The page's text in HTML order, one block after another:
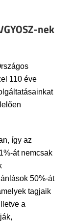
nek
110 éve
így az
át nemcsak
50%-át
tagjaik
a